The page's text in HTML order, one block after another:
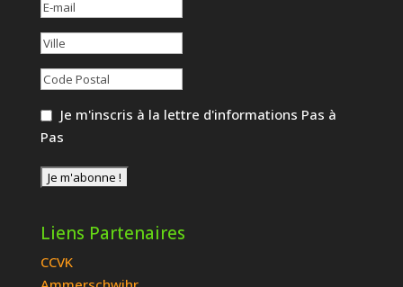
Je m'inscris à la lettre d'informations Pas à
Pas
Liens Partenaires
CCVK